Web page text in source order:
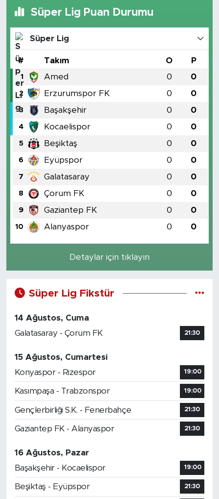
Süper Lig Puan Durumu
Süper Lig
# Takım O P
1 Amed 0 0
2 Erzurumspor FK 0 0
3 Başakşehir 0 0
4 Kocaelispor 0 0
5 Beşiktaş 0 0
6 Eyüpspor 0 0
7 Galatasaray 0 0
8 Çorum FK 0 0
9 Gaziantep FK 0 0
10 Alanyaspor 0 0
Detaylar için tıklayın
Süper Lig Fikstür
14 Ağustos, Cuma
Galatasaray - Çorum FK
21:30
15 Ağustos, Cumartesi
Konyaspor - Rizespor
19:00
Kasımpaşa - Trabzonspor 19:00
Gençlerbirliği S.K. - Fenerbahçe 21:30
Gaziantep FK - Alanyaspor 21:30
16 Ağustos, Pazar
Başakşehir - Kocaelispor
19:00
Beşiktaş - Eyüpspor 21:30